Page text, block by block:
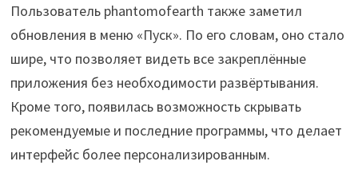
Пользователь phantomofearth также заметил
обновления в меню «Пуск». По его словам, оно стало
шире, что позволяет видеть все закреплённые
приложения без необходимости развёртывания.
Кроме того, появилась возможность скрывать
рекомендуемые и последние программы, что делает
интерфейс более персонализированным.